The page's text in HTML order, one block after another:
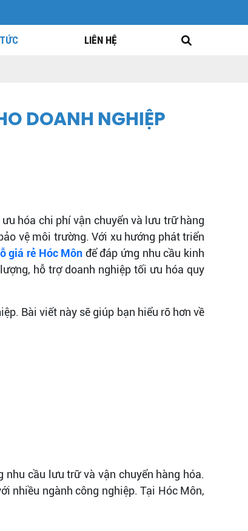
LIÊN HỆ
DOANH NGHIỆP
hóa chi phí vận chuyển và lưu trữ hàng
vệ môi trường. Với xu hướng phát triển
giá rẻ Hóc Môn để đáp ứng nhu cầu kinh
hỗ trợ doanh nghiệp tối ưu hóa quy
Bài viết này sẽ giúp bạn hiểu rõ hơn về
cầu lưu trữ và vận chuyển hàng hóa.
nhiều ngành công nghiệp. Tại Hóc Môn,